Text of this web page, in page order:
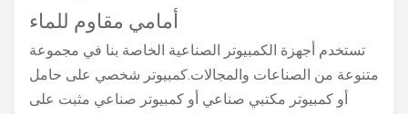
أمامي مقاوم للماء
تستخدم أجهزة الكمبيوتر الصناعية الخاصة بنا في مجموعة
متنوعة من الصناعات والمجالات.كمبيوتر شخصي على حامل
أو كمبيوتر مكتبي صناعي أو كمبيوتر صناعي مثبت على